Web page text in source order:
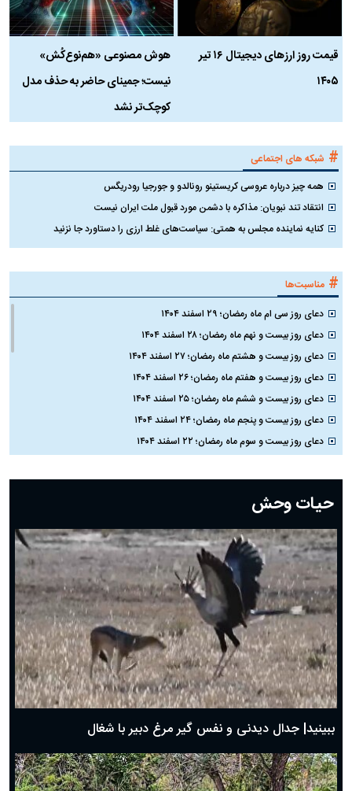
قیمت روز ارز‌های دیجیتال ۱۶ تیر
۱۴۰۵
هوش مصنوعی «هم‌نوع‌کُش»
نیست؛ جمینای حاضر به حذف مدل
کوچک‌تر نشد
# شبکه های اجتماعی
همه چیز درباره عروسی کریستینو رونالدو و جورجیا رودریگس
انتقاد تند نبویان: مذاکره با دشمن مورد قبول ملت ایران نیست
کنایه نماینده مجلس به همتی: سیاست‌های غلط ارزی را دستاورد جا نزنید
# مناسبت‌ها
دعای روز سی ام ماه رمضان؛ ۲۹ اسفند ۱۴۰۴
دعای روز بیست و نهم ماه رمضان؛ ۲۸ اسفند ۱۴۰۴
دعای روز بیست و هشتم ماه رمضان؛ ۲۷ اسفند ۱۴۰۴
دعای روز بیست و هفتم ماه رمضان؛ ۲۶ اسفند ۱۴۰۴
دعای روز بیست و ششم ماه رمضان؛ ۲۵ اسفند ۱۴۰۴
دعای روز بیست و پنجم ماه رمضان؛ ۲۴ اسفند ۱۴۰۴
دعای روز بیست و سوم ماه رمضان؛ ۲۲ اسفند ۱۴۰۴
دعای روز بیستم ماه رمضان؛ ۱۹ اسفند ۱۴۰۴
دعای روز هشتم ماه مبارک رمضان؛ ۷ اسفند ماه ۱۴۰۴
دعای روز هفتم ماه رمضان؛ ۶ اسفند ۱۴۰۴
دعای روز ششم ماه رمضان؛ ۵ اسفند ۱۴۰۴
دعای روز پنجم ماه رمضان؛ ۴ اسفند ۱۴۰۴
دعای روز چهارم ماه مبارک رمضان؛ ۳ اسفند ۱۴۰۴
دعای روز سوم ماه مبارک رمضان؛ ۱۴ اسفند ۱۴۰۴
دعای روز دوم ماه مبارک رمضان ۱ اسفند ماه ۱۴۰۴
دعای روز اول ماه مبارک رمضان، ۳۰ بهمن ۱۴۰۴
حضرت زینب(س) چگونه از دنیا رفت؟
بهترین پیامک تبریک روز پدر ۱۴۰۴؛ جملات زیبا و صمیمانه
حیات وحش
ببینید| جدال دیدنی و نفس گیر مرغ دبیر با شغال